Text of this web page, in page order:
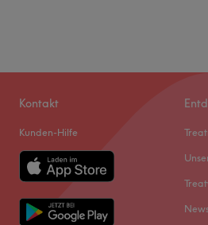
Kontakt
Kunden-Hilfe